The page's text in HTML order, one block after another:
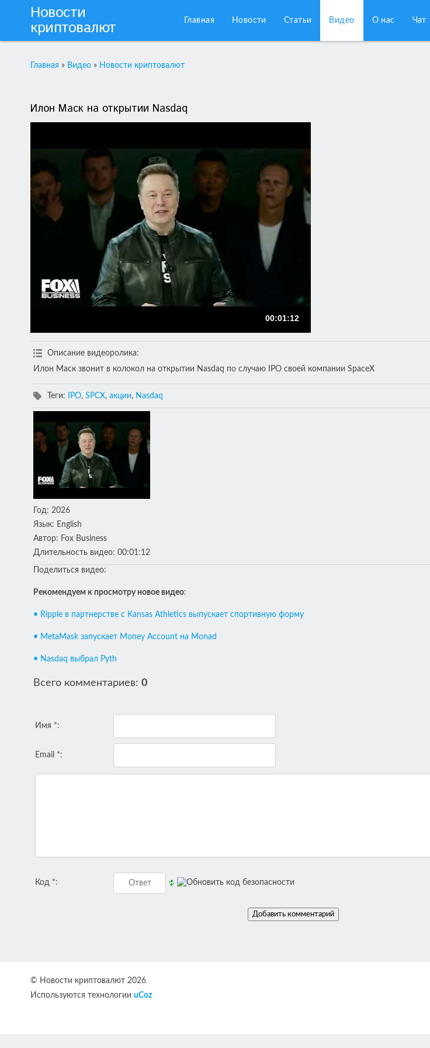
Новости
криптовалют Главная Новости Статьи Видео О нас Чат
Главная » Видео » Новости криптовалют
Илон Маск на открытии Nasdaq
00:01:12
Описание видеоролика:
Илон Маск звонит в колокол на открытии Nasdaq по случаю IPO своей компании SpaceX
Теги: IPO, SPCX, акции, Nasdaq
Год: 2026
Язык: English
Автор: Fox Business
Длительность видео: 00:01:12
Поделиться видео:
Рекомендуем к проcмотру новое видео:
• Ripple в партнерстве с Kansas Athletics выпускает спортивную форму
• MetaMask запускает Money Account на Monad
• Nasdaq выбрал Pyth
Всего комментариев: 0
Имя *:
Email *:
Код *:
© Новости криптовалют 2026
Используются технологии uCoz